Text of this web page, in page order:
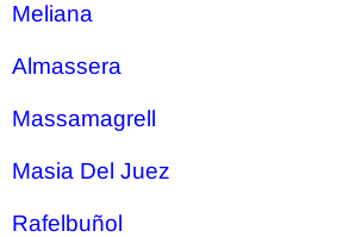
Meliana
Almassera
Massamagrell
Masia Del Juez
Rafelbuñol